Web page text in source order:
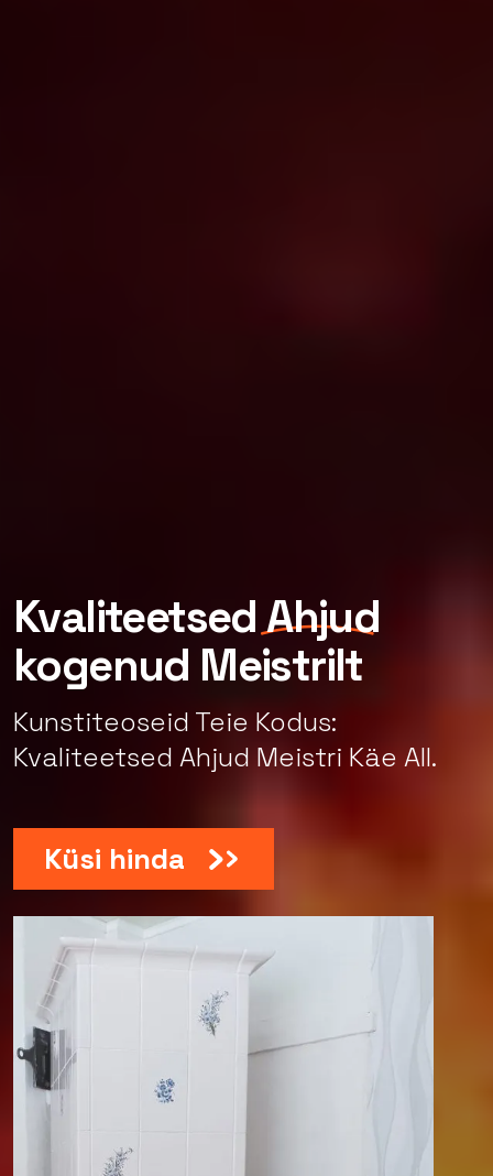
KvaliteetsedAhjud
kogenud Meistrilt
Kunstiteoseid Teie Kodus:
Kvaliteetsed Ahjud Meistri Käe All.
Küsi hinda